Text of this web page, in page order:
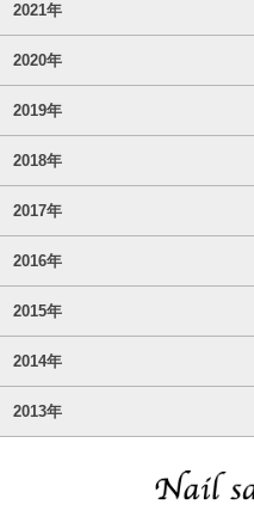
2021年
2020年
2019年
2018年
2017年
2016年
2015年
2014年
2013年